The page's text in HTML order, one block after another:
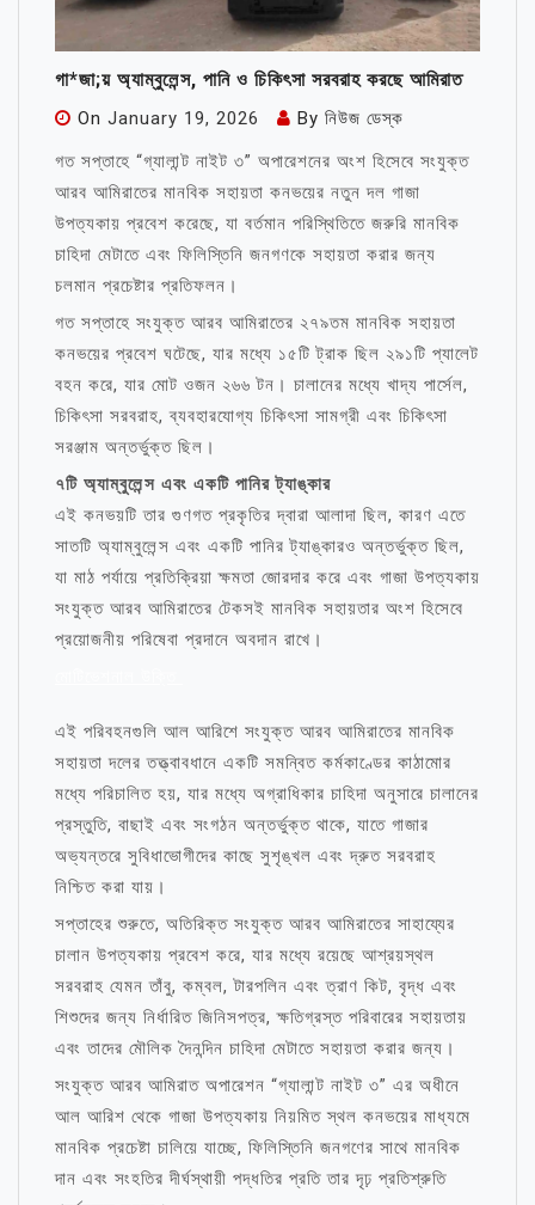
গা*জা;য় অ্যাম্বুলেন্স, পানি ও চিকিৎসা সরবরাহ করছে আমিরাত
On January 19, 2026 By নিউজ ডেস্ক
গত সপ্তাহে “গ্যালান্ট নাইট ৩” অপারেশনের অংশ হিসেবে সংযুক্ত
আরব আমিরাতের মানবিক সহায়তা কনভয়ের নতুন দল গাজা
উপত্যকায় প্রবেশ করেছে, যা বর্তমান পরিস্থিতিতে জরুরি মানবিক
চাহিদা মেটাতে এবং ফিলিস্তিনি জনগণকে সহায়তা করার জন্য
চলমান প্রচেষ্টার প্রতিফলন।
গত সপ্তাহে সংযুক্ত আরব আমিরাতের ২৭৯তম মানবিক সহায়তা
কনভয়ের প্রবেশ ঘটেছে, যার মধ্যে ১৫টি ট্রাক ছিল ২৯১টি প্যালেট
বহন করে, যার মোট ওজন ২৬৬ টন। চালানের মধ্যে খাদ্য পার্সেল,
চিকিৎসা সরবরাহ, ব্যবহারযোগ্য চিকিৎসা সামগ্রী এবং চিকিৎসা
সরঞ্জাম অন্তর্ভুক্ত ছিল।
৭টি অ্যাম্বুলেন্স এবং একটি পানির ট্যাঙ্কার
এই কনভয়টি তার গুণগত প্রকৃতির দ্বারা আলাদা ছিল, কারণ এতে
সাতটি অ্যাম্বুলেন্স এবং একটি পানির ট্যাঙ্কারও অন্তর্ভুক্ত ছিল,
যা মাঠ পর্যায়ে প্রতিক্রিয়া ক্ষমতা জোরদার করে এবং গাজা উপত্যকায়
সংযুক্ত আরব আমিরাতের টেকসই মানবিক সহায়তার অংশ হিসেবে
প্রয়োজনীয় পরিষেবা প্রদানে অবদান রাখে।
এই পরিবহনগুলি আল আরিশে সংযুক্ত আরব আমিরাতের মানবিক
সহায়তা দলের তত্ত্বাবধানে একটি সমন্বিত কর্মকাণ্ডের কাঠামোর
মধ্যে পরিচালিত হয়, যার মধ্যে অগ্রাধিকার চাহিদা অনুসারে চালানের
প্রস্তুতি, বাছাই এবং সংগঠন অন্তর্ভুক্ত থাকে, যাতে গাজার
অভ্যন্তরে সুবিধাভোগীদের কাছে সুশৃঙ্খল এবং দ্রুত সরবরাহ
নিশ্চিত করা যায়।
সপ্তাহের শুরুতে, অতিরিক্ত সংযুক্ত আরব আমিরাতের সাহায্যের
চালান উপত্যকায় প্রবেশ করে, যার মধ্যে রয়েছে আশ্রয়স্থল
সরবরাহ যেমন তাঁবু, কম্বল, টারপলিন এবং ত্রাণ কিট, বৃদ্ধ এবং
শিশুদের জন্য নির্ধারিত জিনিসপত্র, ক্ষতিগ্রস্ত পরিবারের সহায়তায়
এবং তাদের মৌলিক দৈনন্দিন চাহিদা মেটাতে সহায়তা করার জন্য।
সংযুক্ত আরব আমিরাত অপারেশন “গ্যালান্ট নাইট ৩” এর অধীনে
আল আরিশ থেকে গাজা উপত্যকায় নিয়মিত স্থল কনভয়ের মাধ্যমে
মানবিক প্রচেষ্টা চালিয়ে যাচ্ছে, ফিলিস্তিনি জনগণের সাথে মানবিক
দান এবং সংহতির দীর্ঘস্থায়ী পদ্ধতির প্রতি তার দৃঢ় প্রতিশ্রুতি